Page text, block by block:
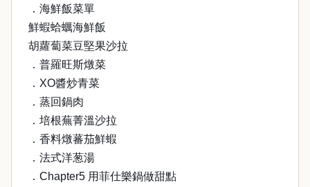
．海鮮飯菜單
鮮蝦蛤蠣海鮮飯
胡蘿蔔菜豆堅果沙拉
．普羅旺斯燉菜
．XO醬炒青菜
．蒸回鍋肉
．培根蕪菁溫沙拉
．香料燉蕃茄鮮蝦
．法式洋葱湯
．Chapter5 用菲仕樂鍋做甜點